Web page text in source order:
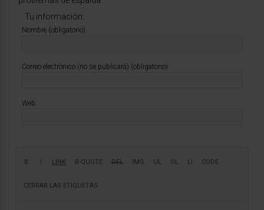
Tu información:
Nombre (obligatorio):
Correo electrónico (no se publicará) (obligatorio):
Web: